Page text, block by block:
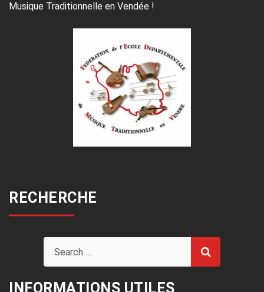
Musique Traditionnelle en Vendée !
RECHERCHE
INFORMATIONS UTILES